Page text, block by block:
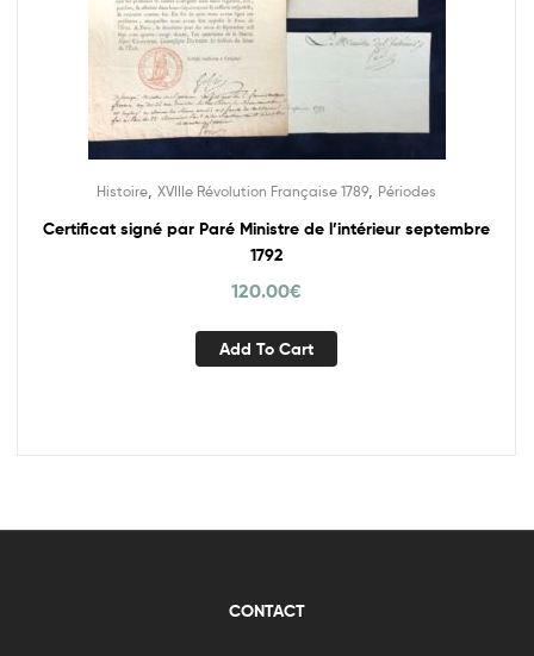
Histoire XVIIIe Révolution Française 1789 Périodes
Certificat signé par Paré Ministre de l’intérieur septembre
1792
120.00€
Add To Cart
CONTACT